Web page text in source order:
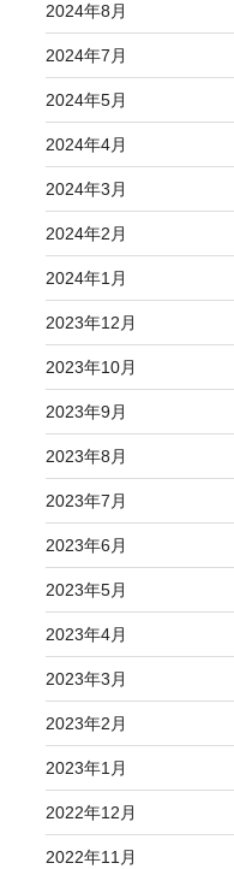
2024年8月
2024年7月
2024年5月
2024年4月
2024年3月
2024年2月
2024年1月
2023年12月
2023年10月
2023年9月
2023年8月
2023年7月
2023年6月
2023年5月
2023年4月
2023年3月
2023年2月
2023年1月
2022年12月
2022年11月